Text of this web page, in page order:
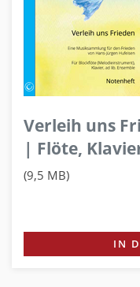
Verleih uns
| Flöte,
(9,5 MB)
IN